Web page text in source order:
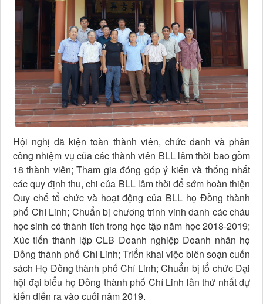
Hội nghị đã kiện toàn thành viên, chức danh và phân
công nhiệm vụ của các thành viên BLL lâm thời bao gồm
18 thành viên; Tham gia đóng góp ý kiến và thống nhất
các quy định thu, chi của BLL lâm thời để sớm hoàn thiện
Quy chế tổ chức và hoạt động của BLL họ Đồng thành
phố Chí Linh; Chuẩn bị chương trình vinh danh các cháu
học sinh có thành tích trong học tập năm học 2018-2019;
Xúc tiến thành lập CLB Doanh nghiệp Doanh nhân họ
Đồng thành phố Chí Linh; Triển khai việc biên soạn cuốn
sách Họ Đồng thành phố Chí Linh; Chuẩn bị tổ chức Đại
hội đại biểu họ Đồng thành phố Chí Linh lần thứ nhất dự
kiến diễn ra vào cuối năm 2019.